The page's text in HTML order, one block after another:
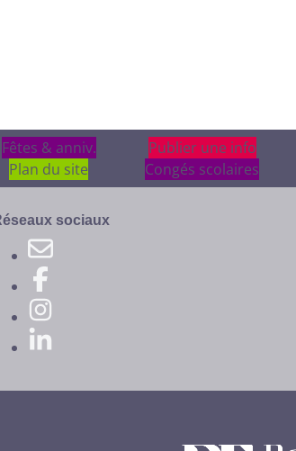
Fêtes & anniv.
Fêtes & anniv. Publier une info
Publier une info
Plan du site
Congés scolaires
sociaux